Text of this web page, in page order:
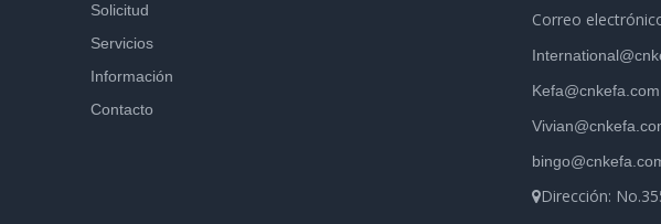
Solicitud
Servicios
Información
Contacto
Correo
Kefa@cnkefa.com
Dirección: